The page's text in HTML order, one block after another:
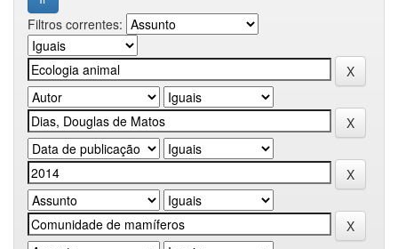
Filtros correntes: